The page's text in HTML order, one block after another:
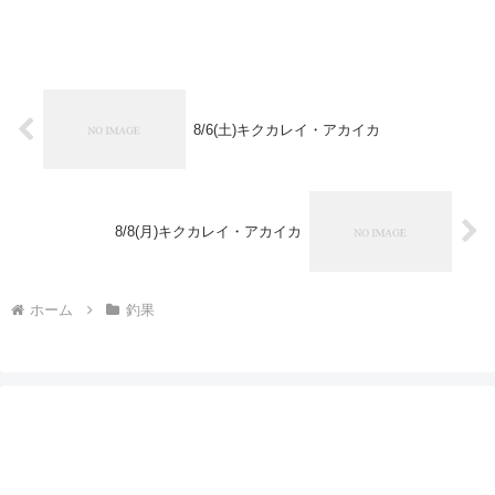
8/6(土)キクカレイ・アカイカ
8/8(月)キクカレイ・アカイカ
ホーム 釣果